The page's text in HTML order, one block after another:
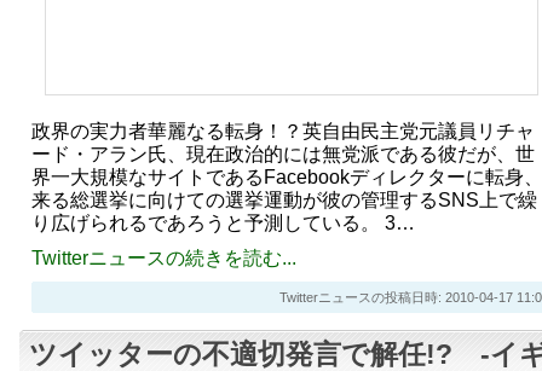
政界の実力者華麗なる転身！？英自由民主党元議員リチャ
ード・アラン氏、現在政治的には無党派である彼だが、世
界一大規模なサイトであるFacebookディレクターに転身、
来る総選挙に向けての選挙運動が彼の管理するSNS上で繰
り広げられるであろうと予測している。 3…
Twitterニュースの続きを読む...
Twitterニュースの投稿日時: 2010-04-17
ツイッターの不適切発言で解任!? -イ